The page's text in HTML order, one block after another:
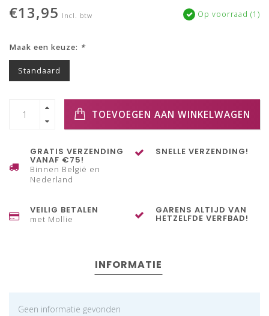
€13,95 Incl. btw Op voorraad (1)
Maak een keuze: *
Standaard
TOEVOEGEN AAN WINKELWAGEN
GRATIS VERZENDING
VANAF €75!
Binnen België en
Nederland
SNELLE VERZENDING!
VEILIG BETALEN
met Mollie
GARENS ALTIJD VAN
HETZELFDE VERFBAD!
INFORMATIE
Geen informatie gevonden